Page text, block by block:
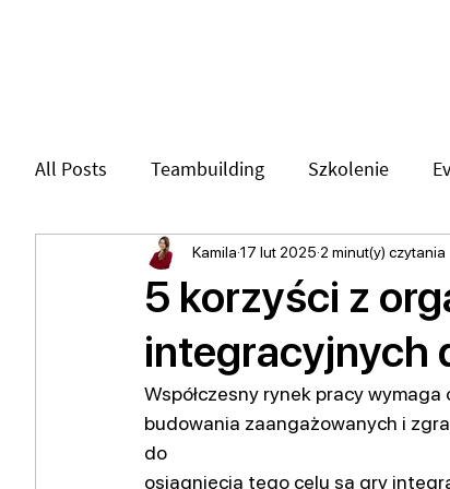
All Posts Teambuilding Szkolenie
trendy w branży eventowej CSR gry
5 korzyści z
integracyjnych
Kamila 17 lut 2025 2 minut(y) czytania
Współczesny rynek pracy
budowania zaangażowanych i
do
osiągnięcia tego celu są gry